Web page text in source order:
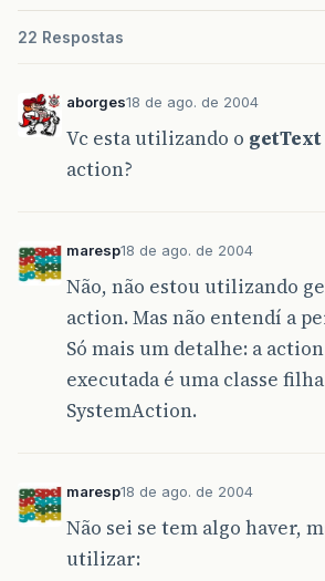
22 Respostas
aborges18 de ago. de 2004
Vc esta utilizando o getText
action?
maresp18 de ago. de 2004
Não, não estou utilizando
action. Mas não entendí a
Só mais um detalhe: a
executada é uma classe
SystemAction.
maresp18 de ago. de 2004
Não sei se tem algo haver,
utilizar: